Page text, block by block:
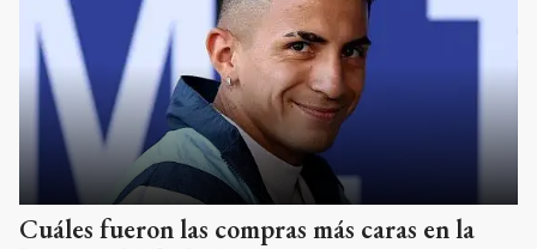
Cuáles fueron las compras más caras en la